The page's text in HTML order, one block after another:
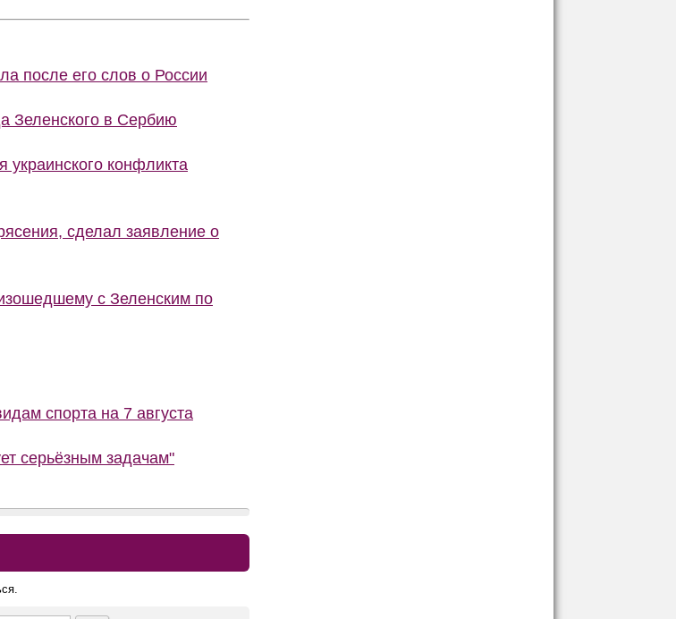
после его слов о России
Зеленского в Сербию
конфликта
сделал заявление о
с Зеленским по
спорта на 7 августа
серьёзным задачам"